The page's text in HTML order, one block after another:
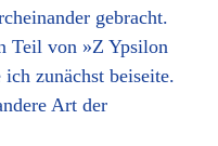
gebracht.
Teil von »Z Ypsilon
zunächst beiseite.
Art der